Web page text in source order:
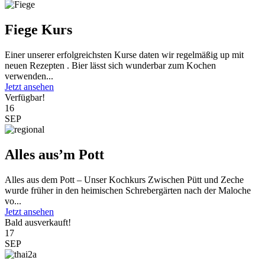
Fiege Kurs
Einer unserer erfolgreichsten Kurse daten wir regelmäßig up mit
neuen Rezepten . Bier lässt sich wunderbar zum Kochen
verwenden...
Jetzt ansehen
Verfügbar!
16
SEP
Alles aus’m Pott
Alles aus dem Pott – Unser Kochkurs Zwischen Pütt und Zeche
wurde früher in den heimischen Schrebergärten nach der Maloche
vo...
Jetzt ansehen
Bald ausverkauft!
17
SEP